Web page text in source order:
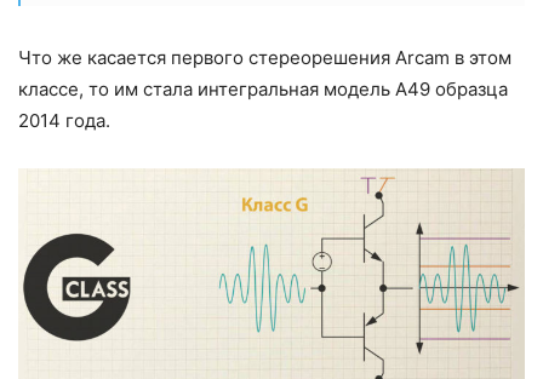
Что же касается первого стереорешения Arcam в этом
классе, то им стала интегральная модель A49 образца
2014 года.